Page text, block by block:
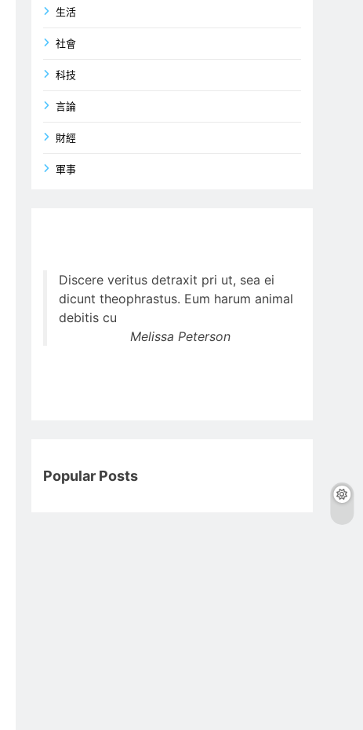
生活
社會
科技
言論
財經
軍事
Discere veritus detraxit pri ut, sea ei
dicunt theophrastus. Eum harum animal
debitis cu
Melissa Peterson
Popular Posts